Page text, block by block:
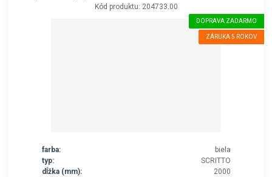
Kód produktu: 204733.00
DOPRAVA ZADARMO
ZÁRUKA 5 ROKOV
farba:
biela
typ:
SCRITTO
dĺžka (mm):
2000